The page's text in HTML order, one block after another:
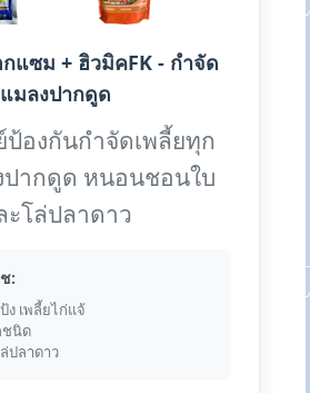
แซม + ฮิวมิคFK - กำจัด
แมลงปากดูด
องกันกำจัดเพลี้ยทุก
ากดูด หนอนชอนใบ
ะโล่ปลาดาว
:
ง เพลี้ยไก่แจ้
ชนิด
ปลาดาว